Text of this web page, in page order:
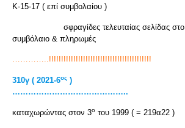
Κ-15-17 ( επί συμβολαίου )
σφραγίδες τελευταίας σελίδας στο
συμβόλαιο & πληρωμές
…………..!!!!!!!!!!!!!!!!!!!!!!!!!!!!!!!!!!!!!!!!!!
310γ ( 2021-6ος )
……………………………………..
καταχωρώντας στον 3ο του 1999 ( = 219α22 )